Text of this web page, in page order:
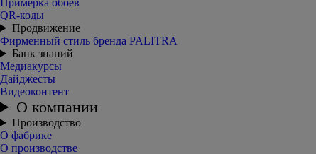
Примерка обоев
QR-коды
Продвижение
Фирменный стиль бренда PALITRA
Банк знаний
Медиакурсы
Дайджесты
Видеоконтент
О компании
Производство
О фабрике
О производстве